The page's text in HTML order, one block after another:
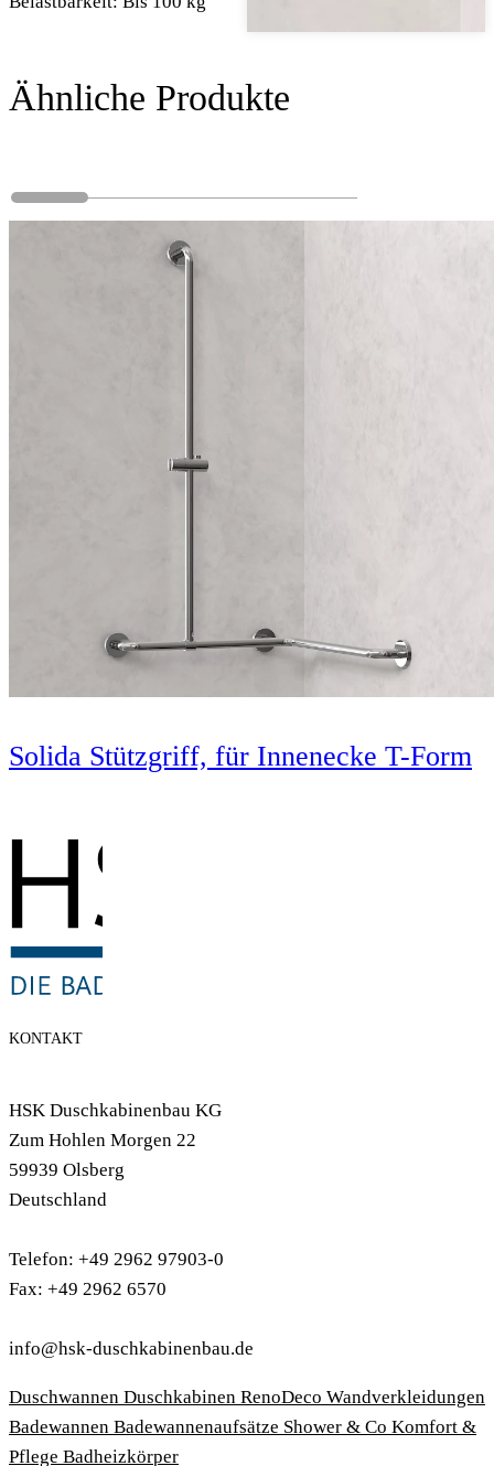
Ähnliche Produkte
Solida Stützgriff, für Innenecke T-Form
KONTAKT
HSK Duschkabinenbau KG
Zum Hohlen Morgen 22
59939 Olsberg
Deutschland
Telefon: +49 2962 97903-0
Fax: +49 2962 6570
info@hsk-duschkabinenbau.de
Duschwannen Duschkabinen RenoDeco Wandverkleidungen
Badewannen Badewannenaufsätze Shower & Co Komfort &
Pflege Badheizkörper